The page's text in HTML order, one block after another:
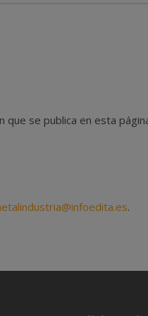
que se publica en esta
.